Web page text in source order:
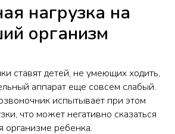
нагрузка на
организм
ставят детей, не умеющих ходить,
аппарат еще совсем слабый.
испытывает при этом
что может негативно сказаться
ребенка.